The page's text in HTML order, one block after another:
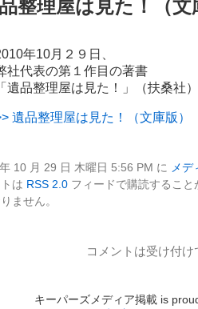
品整理屋は見た！（
年10月２９日、
社代表の第１作目の著書
「遺品整理屋は見た！」（扶桑社
遺品整理屋は見た！（文庫版）
10 月 29 日 木曜日 5:56 PM に メデ
は RSS 2.0 フィードで購読するこ
ません。
コメントは受け付け
キーパーズメディア掲載 is